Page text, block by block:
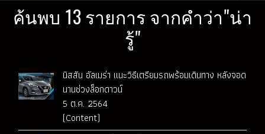
ค้นพบ 13 รายการ จากคำว่า"น่า
รู้"
นิสสัน อัลเมร่า แนะวิธีเตรียมรถพร้อมเดินทาง หลังจอด
นานช่วงล็อกดาวน์
5 ต.ค. 2564
(Content)